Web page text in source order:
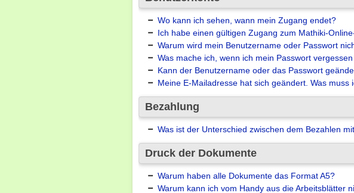
Wo kann ich sehen, wann mein Zugang endet?
Ich habe einen gültigen Zugang zum Mathiki-
Warum wird mein Benutzername oder Passwort
Was mache ich, wenn ich mein Passwort
Kann der Benutzername oder das Passwort
Meine E-Mailadresse hat sich geändert. Was muss
Bezahlung
Was ist der Unterschied zwischen dem Bezahlen
Druck der Dokumente
Warum haben alle Dokumente das Format A5?
Warum kann ich vom Handy aus die Arbeitsblätter